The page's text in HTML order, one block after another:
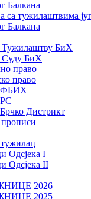
Балкана
са тужилаштвима
Балкана
Тужилаштву БиХ
Суду БиХ
право
право
ФБИХ
Дистрикт
Oдсјекa I
Oдсјекa II
2026
2025